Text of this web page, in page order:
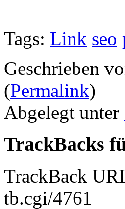
Tags: Link seo
Geschrieben
(Permalink)
Abgelegt unter
TrackBacks
TrackBack
tb.cgi/4761